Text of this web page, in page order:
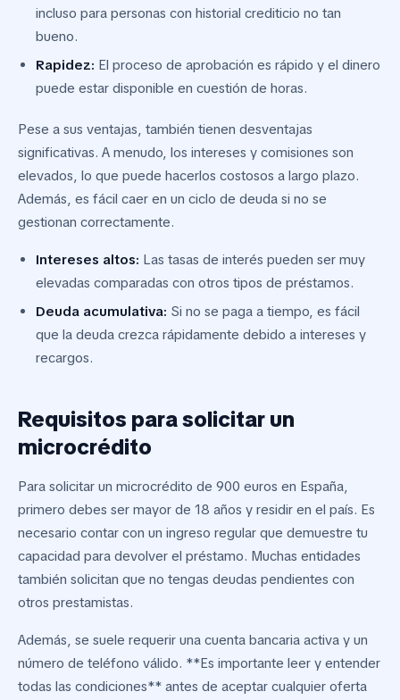
incluso para personas con historial crediticio no tan
bueno.
Rapidez: El proceso de aprobación es rápido y el dinero
puede estar disponible en cuestión de horas.
Pese a sus ventajas, también tienen desventajas
significativas. A menudo, los intereses y comisiones son
elevados, lo que puede hacerlos costosos a largo plazo.
Además, es fácil caer en un ciclo de deuda si no se
gestionan correctamente.
Intereses altos: Las tasas de interés pueden ser muy
elevadas comparadas con otros tipos de préstamos.
Deuda acumulativa: Si no se paga a tiempo, es fácil
que la deuda crezca rápidamente debido a intereses y
recargos.
Requisitos para solicitar un
microcrédito
Para solicitar un microcrédito de 900 euros en España,
primero debes ser mayor de 18 años y residir en el país. Es
necesario contar con un ingreso regular que demuestre tu
capacidad para devolver el préstamo. Muchas entidades
también solicitan que no tengas deudas pendientes con
otros prestamistas.
Además, se suele requerir una cuenta bancaria activa y un
número de teléfono válido. **Es importante leer y entender
todas las condiciones** antes de aceptar cualquier oferta